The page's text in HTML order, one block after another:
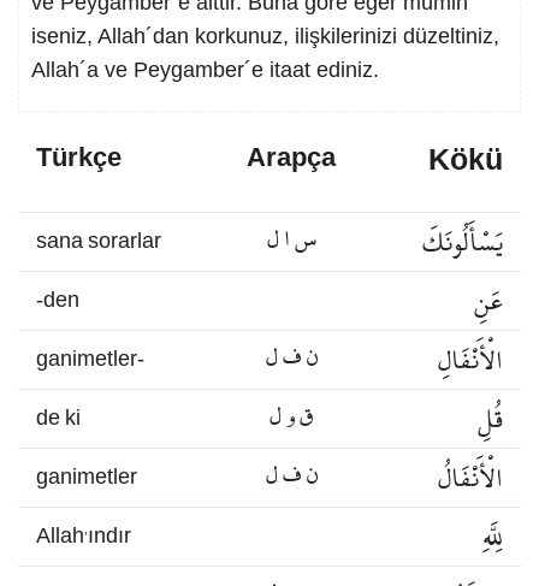
iseniz, Allah´dan korkunuz, ilişkilerinizi düzeltiniz,
Allah´a ve Peygamber´e itaat ediniz.
Türkçe Arapça Kökü
sana sorarlar س ا ل يَسْأَلُونَكَ
-den عَنِ
ganimetler- ن ف ل الْأَنْفَالِ
de ki ق و ل قُلِ
ganimetler ن ف ل الْأَنْفَالُ
Allah’ındır لِلَّهِ